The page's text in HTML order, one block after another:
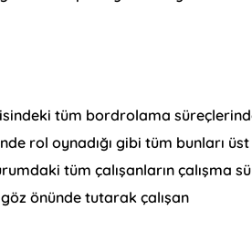
tüm bordrolama
rol oynadığı gibi tüm bunları üst
tüm çalışanların çalışma
önünde tutarak çalışan